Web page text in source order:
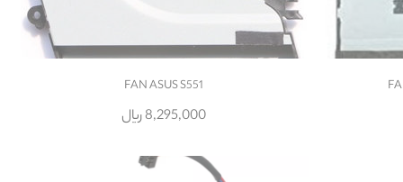
FAN ASUS S551
8,295,000 ریال